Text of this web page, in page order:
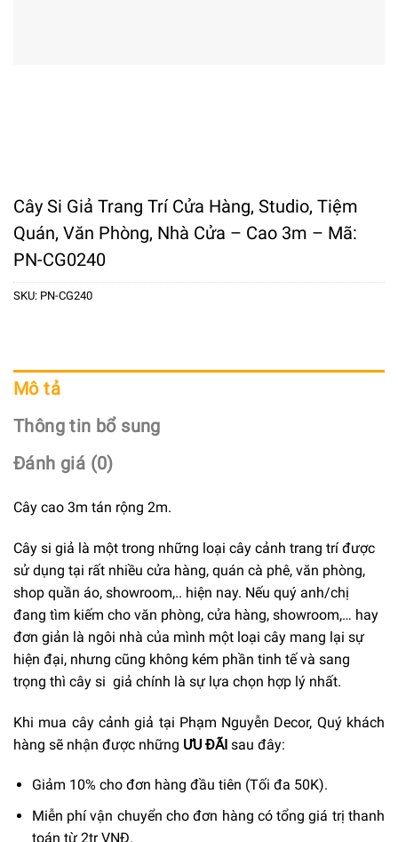
Cây Si Giả Trang Trí Cửa Hàng, Studio, Tiệm
Quán, Văn Phòng, Nhà Cửa – Cao 3m – Mã:
PN-CG0240
SKU: PN-CG240
Mô tả
Thông tin bổ sung
Đánh giá (0)
Cây cao 3m tán rộng 2m.
Cây si giả là một trong những loại cây cảnh trang trí được
sử dụng tại rất nhiều cửa hàng, quán cà phê, văn phòng,
shop quần áo, showroom,.. hiện nay. Nếu quý anh/chị
đang tìm kiếm cho văn phòng, cửa hàng, showroom,… hay
đơn giản là ngôi nhà của mình một loại cây mang lại sự
hiện đại, nhưng cũng không kém phần tinh tế và sang
trọng thì cây si giả chính là sự lựa chọn hợp lý nhất.
Khi mua cây cảnh giả tại Phạm Nguyễn Decor, Quý khách
hàng sẽ nhận được những ƯU ĐÃI sau đây:
Giảm 10% cho đơn hàng đầu tiên (Tối đa 50K).
Miễn phí vận chuyển cho đơn hàng có tổng giá trị thanh
toán từ 2tr VNĐ.